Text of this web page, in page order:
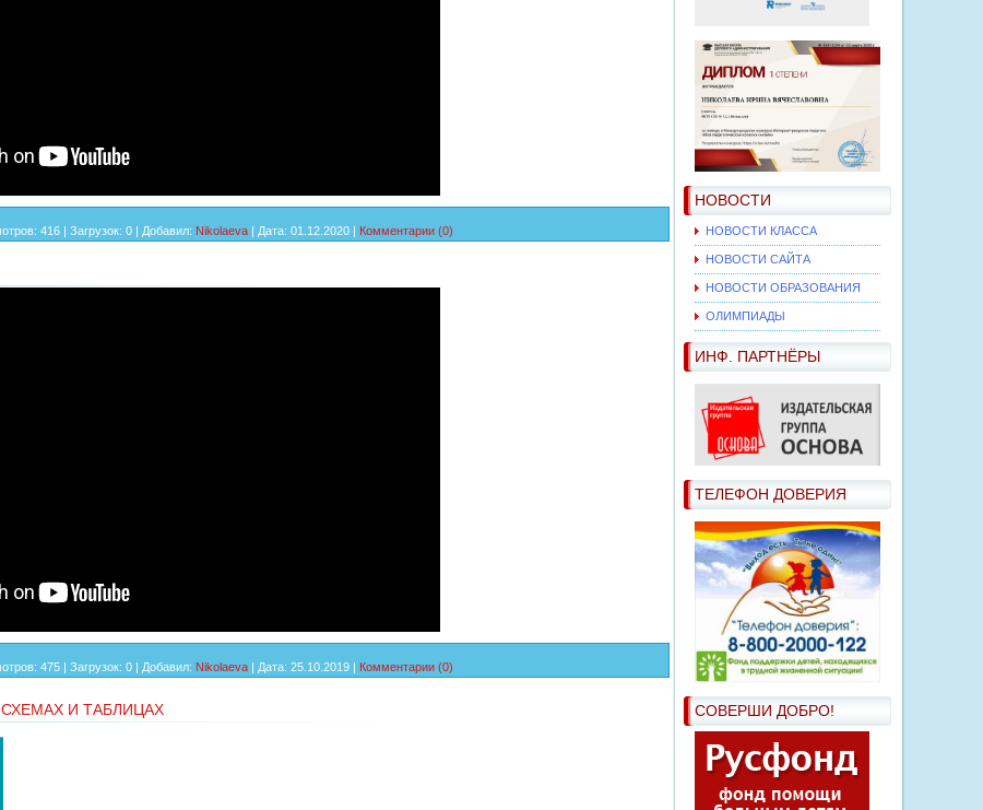
НОВОСТИ
НОВОСТИ КЛАССА
НОВОСТИ САЙТА
НОВОСТИ ОБРАЗОВАНИЯ
ОЛИМПИАДЫ
ИНФ. ПАРТНЁРЫ
ТЕЛЕФОН ДОВЕРИЯ
СОВЕРШИ ДОБРО!
416 | Загрузок: 0 | Добавил: Nikolaeva | Дата: 01.12.2020 | Комментарии (0)
475 | Загрузок: 0 | Добавил: Nikolaeva | Дата: 25.10.2019 | Комментарии (0)
И ТАБЛИЦАХ